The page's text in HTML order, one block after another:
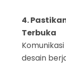
4.
Terbuka
desain